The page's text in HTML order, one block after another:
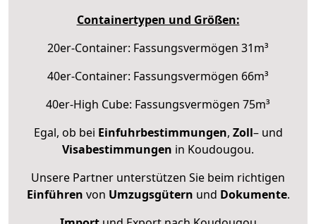
Containertypen und Größen:
20er-Container: Fassungsvermögen 31m³
40er-Container: Fassungsvermögen 66m³
40er-High Cube: Fassungsvermögen 75m³
Egal, ob bei Einfuhrbestimmungen, Zoll– und
Visabestimmungen in Koudougou.
Unsere Partner unterstützen Sie beim richtigen
Einführen von Umzugsgütern und Dokumente.